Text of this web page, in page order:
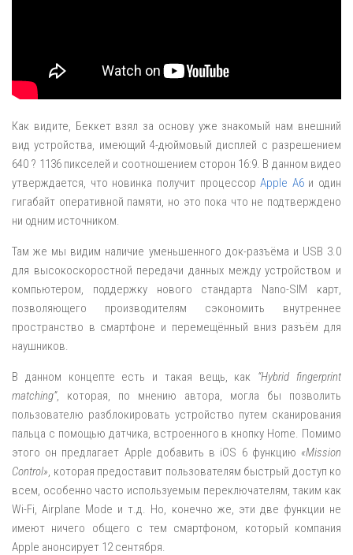
Как видите, Беккет взял за основу уже знакомый нам внешний
вид устройства, имеющий 4-дюймовый дисплей с разрешением
640 ? 1136 пикселей и соотношением сторон 16:9. В данном видео
утверждается, что новинка получит процессорApple A6и один
гигабайт оперативной памяти, но это пока что не подтверждено
ни одним источником.
Там же мы видим наличие уменьшенного док-разъёма и USB 3.0
для высокоскоростной передачи данных между устройством и
компьютером, поддержку нового стандарта Nano-SIM карт,
позволяющего производителям сэкономить внутреннее
пространство в смартфоне и перемещённый вниз разъём для
наушников.
В данном концепте есть и такая вещь, как “Hybrid fingerprint
matching”, которая, по мнению автора, могла бы позволить
пользователю разблокировать устройство путем сканирования
пальца с помощью датчика, встроенного в кнопку Home. Помимо
этого он предлагает Apple добавить в iOS 6 функцию «Mission
Control» , которая предоставит пользователям быстрый доступ ко
всем, особенно часто используемым переключателям, таким как
Wi-Fi, Airplane Mode и т.д. Но, конечно же, эти две функции не
имеют ничего общего с тем смартфоном, который компания
Apple анонсирует 12 сентября.